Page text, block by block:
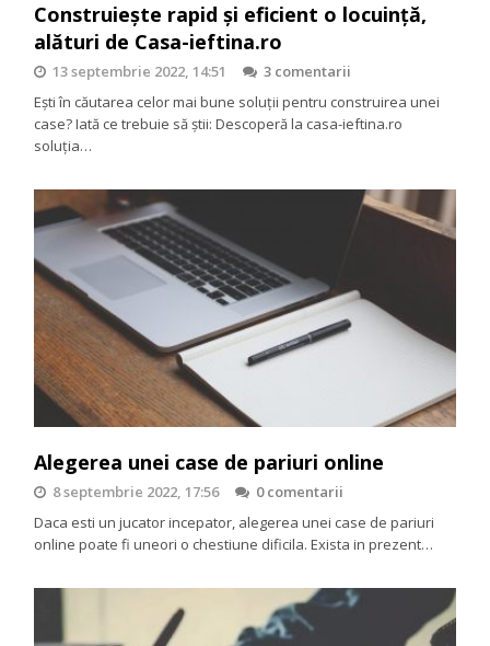
Construiește rapid și eficient o locuință,
alături de Casa-ieftina.ro
13 septembrie 2022, 14:51
3 comentarii
Ești în căutarea celor mai bune soluții pentru construirea unei
case? Iată ce trebuie să știi: Descoperă la casa-ieftina.ro
soluția…
Alegerea unei case de pariuri online
8 septembrie 2022, 17:56
0 comentarii
Daca esti un jucator incepator, alegerea unei case de pariuri
online poate fi uneori o chestiune dificila. Exista in prezent…